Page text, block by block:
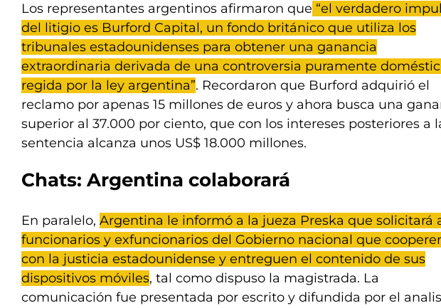
Los representantes argentinos afirmaron que “el verdadero
del litigio es Burford Capital, un fondo británico que utiliza los
tribunales estadounidenses para obtener una ganancia
extraordinaria derivada de una controversia puramente
regida por la ley argentina”. Recordaron que Burford adquirió el
reclamo por apenas 15 millones de euros y ahora busca una
superior al 37.000 por ciento, que con los intereses posteriores a
sentencia alcanza unos US$ 18.000 millones.
Chats: Argentina colaborará
En paralelo, Argentina le informó a la jueza Preska que solicitará
funcionarios y exfuncionarios del Gobierno nacional que
con la justicia estadounidense y entreguen el contenido de sus
dispositivos móviles, tal como dispuso la magistrada. La
comunicación fue presentada por escrito y difundida por el